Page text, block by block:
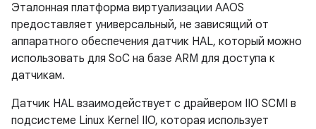
Эталонная платформа виртуализации AAOS
предоставляет универсальный, не зависящий от
аппаратного обеспечения датчик HAL, который можно
использовать для SoC на базе ARM для доступа к
датчикам.
Датчик HAL взаимодействует с драйвером IIO SCMI в
подсистеме Linux Kernel IIO, которая использует